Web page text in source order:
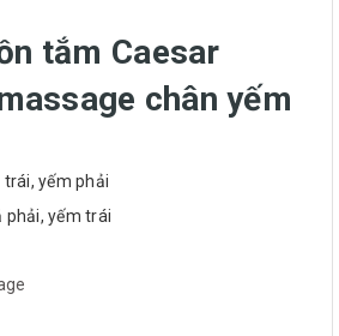
tắm Caesar
chân yếm
trái, yếm phải
phải, yếm trái